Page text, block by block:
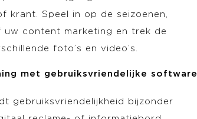
krant. Speel in op de seizoenen,
uw content marketing en trek de
foto’s en video’s.
met gebruiksvriendelijke software
gebruiksvriendelijkheid bijzonder